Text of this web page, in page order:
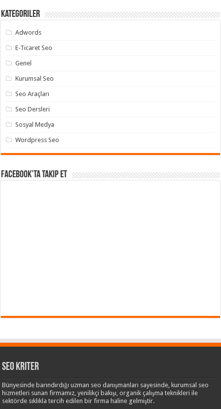
Kategoriler
Adwords
E-Ticaret Seo
Genel
Kurumsal Seo
Seo Araçları
Seo Dersleri
Sosyal Medya
Wordpress Seo
Facebook’ta takip et
Seo Kriter
Bünyesinde barındırdığı uzman seo danışmanları sayesinde, kurumsal seo
hizmetleri sunan firmamız, yenilikçi bakışı, organik çalışma teknikleri ile
sektörde sıklıkla tercih edilen bir firma haline gelmiştir.